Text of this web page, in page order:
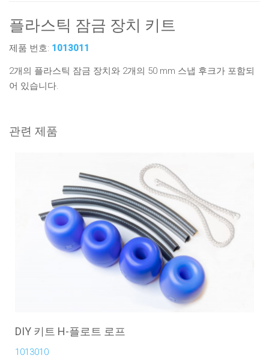
플라스틱 잠금 장치 키트
제품 번호: 1013011
2개의 플라스틱 잠금 장치와 2개의 50 mm 스냅 후크가 포함되
어 있습니다.
관련 제품
DIY 키트 H-플로트 로프
1013010